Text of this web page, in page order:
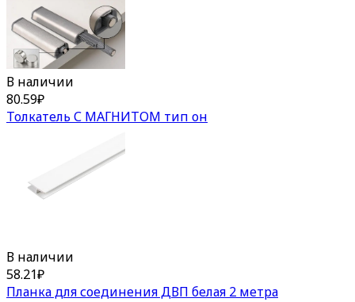
В наличии
80.59₽
Толкатель С МАГНИТОМ тип он
В наличии
58.21₽
Планка для соединения ДВП белая 2 метра